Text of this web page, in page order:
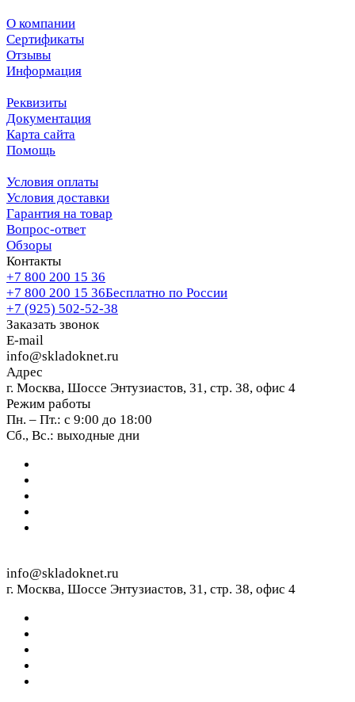
О компании
Сертификаты
Отзывы
Информация
Реквизиты
Документация
Карта сайта
Помощь
Условия оплаты
Условия доставки
Гарантия на товар
Вопрос-ответ
Обзоры
Контакты
+7 800 200 15 36
+7 800 200 15 36Бесплатно по России
+7 (925) 502-52-38
Заказать звонок
E-mail
info@skladoknet.ru
Адрес
г. Москва, Шоссе Энтузиастов, 31, стр. 38, офис 4
Режим работы
Пн. – Пт.: с 9:00 до 18:00
Сб., Вс.: выходные дни
info@skladoknet.ru
г. Москва, Шоссе Энтузиастов, 31, стр. 38, офис 4